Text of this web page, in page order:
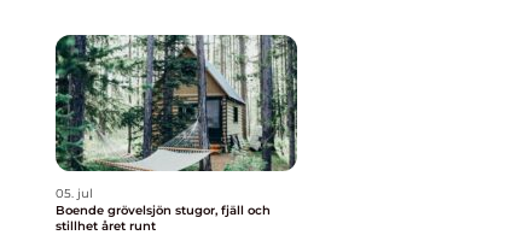
05. jul
Boende grövelsjön stugor, fjäll och
stillhet året runt